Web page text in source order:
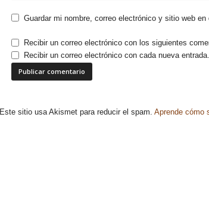
Guardar mi nombre, correo electrónico y sitio web
Recibir un correo electrónico con los siguientes
Recibir un correo electrónico con cada nueva entrada.
Este sitio usa Akismet para reducir el spam. Aprende cómo